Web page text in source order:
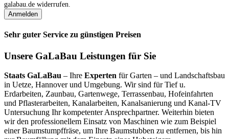
galabau.de widerrufen.
Anmelden
Sehr guter Service zu günstigen Preisen
Unsere GaLaBau Leistungen für Sie
Staats GaLaBau – Ihre Experten für Garten – und Landschaftsbau
in Uetze, Hannover und Umgebung. Wir sind für Tief u.
Erdarbeiten, Zaunbau, Gartenwege, Terrassenbau, Hofeinfahrten
und Pflasterarbeiten, Kanalarbeiten, Kanalsanierung und Kanal-TV
Untersuchung Ihr kompetenter Ansprechpartner. Weiterhin bieten
wir den professionellem Einsatz von Maschinen wie zum Beispiel
einer Baumstumpffräse, um Ihre Baumstubben zu entfernen, bis hin